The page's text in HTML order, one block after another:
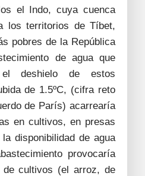
el Indo, cuya cuenca
los territorios de Tíbet,
pobres de la República
de agua que
el deshielo de estos
de 1.5ºC, (cifra reto
de París) acarrearía
en cultivos, en presas
disponibilidad de agua
provocaría
de cultivos (el arroz, de